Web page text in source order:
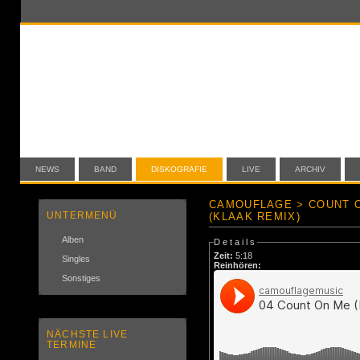
NEWS BAND DISKOGRAFIE LIVE ARCHIV
UNTERMENÜ
Alben
Singles
Sonstiges
NÄCHSTE LIVE
TERMINE
CAMOUFLAGE > COUNT
(KLAAK REMIX)
Details
Zeit: 5:18
Reinhören: